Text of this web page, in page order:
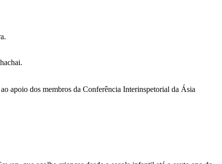
apoio dos membros da Conferência Interinspetorial da Ásia